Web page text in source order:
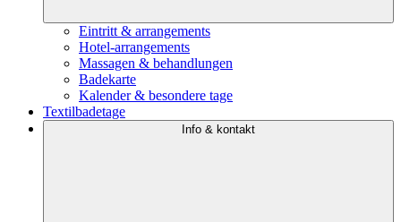
Eintritt & arrangements
Hotel-arrangements
Massagen & behandlungen
Badekarte
Kalender & besondere tage
Textilbadetage
Info & kontakt